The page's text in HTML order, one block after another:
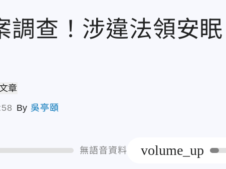
調查！涉違法領安眠
章
By 吳亭頤
無語音資料 volume_up